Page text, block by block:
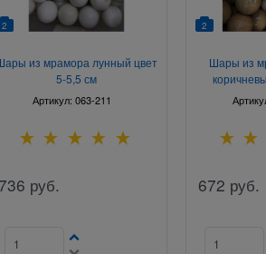
2
из мрамора лунный цвет
5-5,5 см
Артикул:063-211
736 руб.
2
Шары из
672 руб.